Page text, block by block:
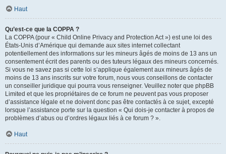
Haut
Qu’est-ce que la COPPA ?
La COPPA (pour « Child Online Privacy and Protection Act ») est une loi des
États-Unis d’Amérique qui demande aux sites internet collectant
potentiellement des informations sur les mineurs âgés de moins de 13 ans un
consentement écrit des parents ou des tuteurs légaux des mineurs concernés.
Si vous ne savez pas si cette loi s’applique également aux mineurs âgés de
moins de 13 ans inscrits sur votre forum, nous vous conseillons de contacter
un conseiller juridique qui pourra vous renseigner. Veuillez noter que phpBB
Limited et que les propriétaires de ce forum ne peuvent pas vous proposer
d’assistance légale et ne doivent donc pas être contactés à ce sujet, excepté
lorsque l’assistance porte sur la question « Qui dois-je contacter à propos de
problèmes d’abus ou d’ordres légaux liés à ce forum ? ».
Haut